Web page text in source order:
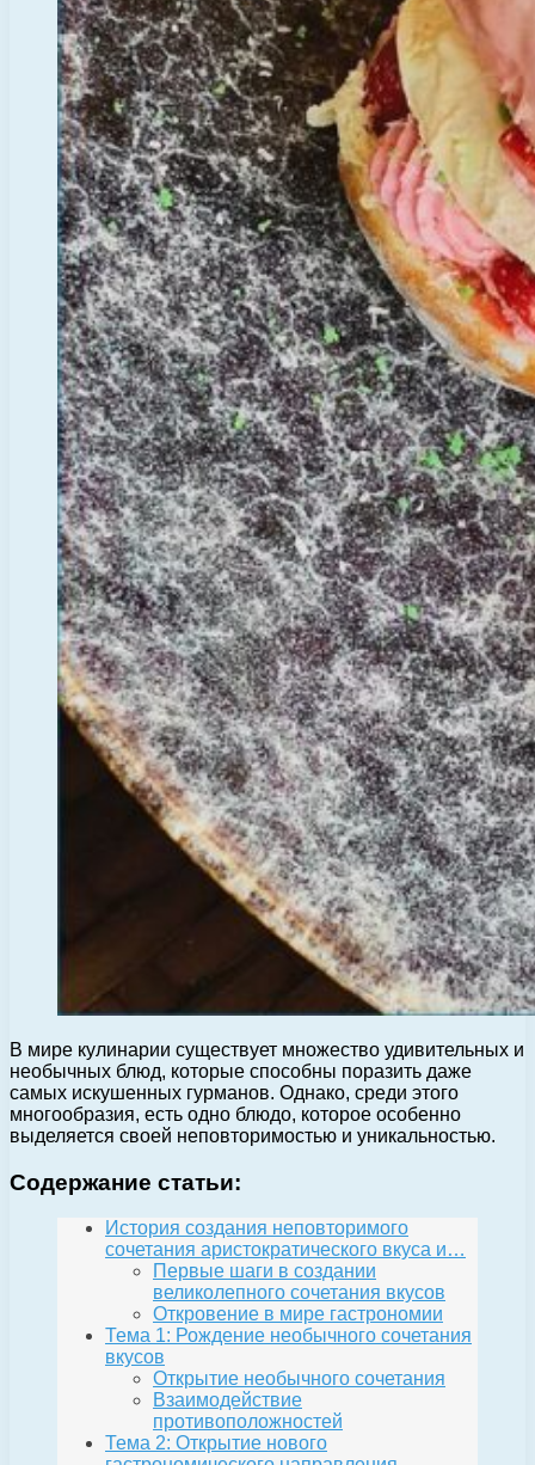
В мире кулинарии существует множество удивительных и
необычных блюд, которые способны поразить даже
самых искушенных гурманов. Однако, среди этого
многообразия, есть одно блюдо, которое особенно
выделяется своей неповторимостью и уникальностью.
Содержание статьи:
История создания неповторимого
сочетания аристократического вкуса и…
Первые шаги в создании
великолепного сочетания вкусов
Откровение в мире гастрономии
Тема 1: Рождение необычного сочетания
вкусов
Открытие необычного сочетания
Взаимодействие
противоположностей
Тема 2: Открытие нового